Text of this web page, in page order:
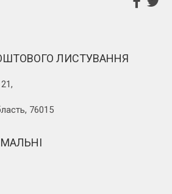
ЛИСТУВАННЯ
76015